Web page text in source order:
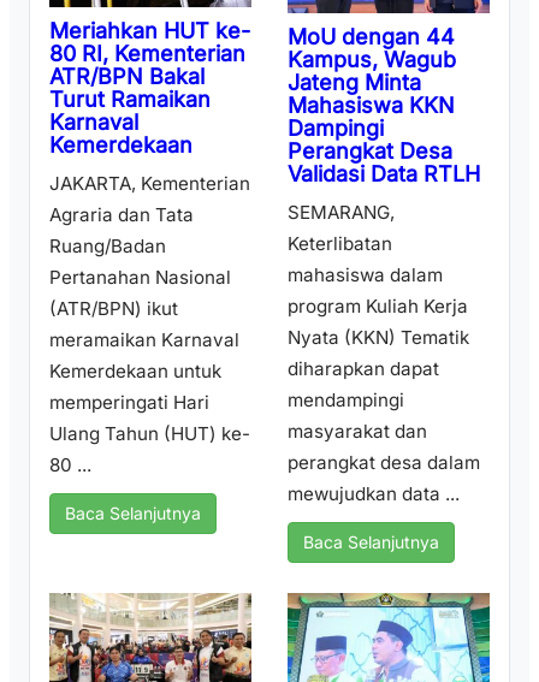
Meriahkan HUT ke-
80 RI, Kementerian
ATR/BPN Bakal
Turut Ramaikan
Karnaval
Kemerdekaan
JAKARTA, Kementerian
Agraria dan Tata
Ruang/Badan
Pertanahan Nasional
(ATR/BPN) ikut
meramaikan Karnaval
Kemerdekaan untuk
memperingati Hari
Ulang Tahun (HUT) ke-
80 ...
Baca Selanjutnya
MoU dengan 44
Kampus, Wagub
Jateng Minta
Mahasiswa KKN
Dampingi
Perangkat Desa
Validasi Data RTLH
SEMARANG,
Keterlibatan
mahasiswa dalam
program Kuliah Kerja
Nyata (KKN) Tematik
diharapkan dapat
mendampingi
masyarakat dan
perangkat desa dalam
mewujudkan data ...
Baca Selanjutnya